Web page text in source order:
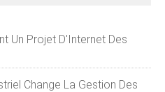
Un Projet D'Internet Des
Change La Gestion Des